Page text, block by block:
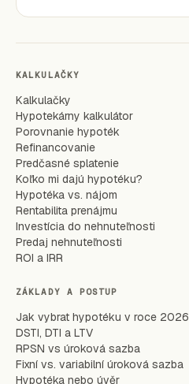
KALKULAČKY
Kalkulačky
Hypotekárny kalkulátor
Porovnanie hypoték
Refinancovanie
Predčasné splatenie
Koľko mi dajú hypotéku?
Hypotéka vs. nájom
Rentabilita prenájmu
Investícia do nehnuteľnosti
Predaj nehnuteľnosti
ROI a IRR
ZÁKLADY A POSTUP
Jak vybrat hypotéku v roce 2026
DSTI, DTI a LTV
RPSN vs úroková sazba
Fixní vs. variabilní úroková sazba
Hypotéka nebo úvěr